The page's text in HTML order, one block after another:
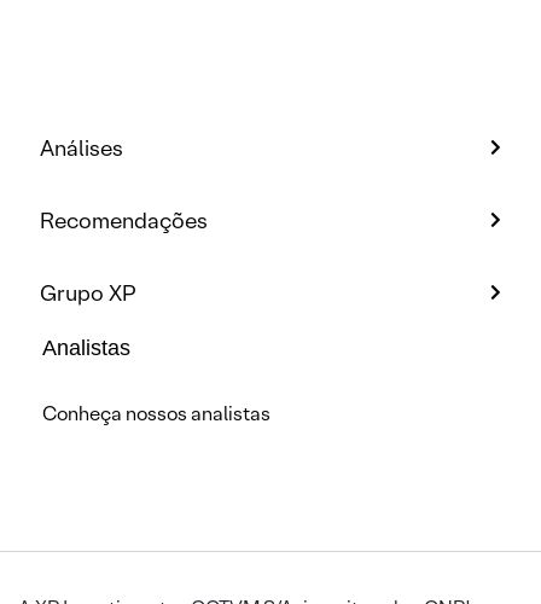
Análises
Recomendações
Grupo XP
Analistas
Conheça nossos analistas